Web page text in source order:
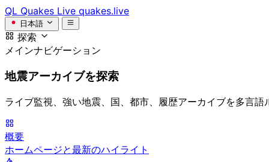
QL Quakes Live quakes.live
日本語
探索
メインナビゲーション
地震アーカイブを探索
ライブ監視、強い地震、国、都市、履歴アーカイブを多言語
概要
ホームページと最新のハイライト